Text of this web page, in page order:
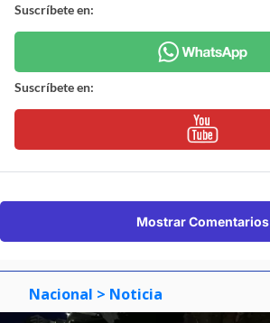
Suscríbete en:
Suscríbete en:
Mostrar Comentarios
Nacional > Noticia